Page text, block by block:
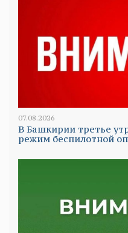
07.08.2026
В Башкирии третье
режим беспилотной